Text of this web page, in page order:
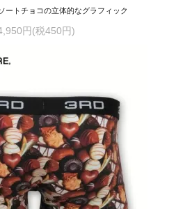
ートチョコの立体的なグラフィック
円(税450円)